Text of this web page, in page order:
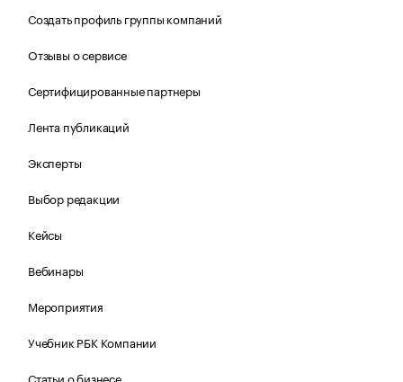
Создать профиль группы компаний
Отзывы о сервисе
Сертифицированные партнеры
Лента публикаций
Эксперты
Выбор редакции
Кейсы
Вебинары
Мероприятия
Учебник РБК Компании
Статьи о бизнесе